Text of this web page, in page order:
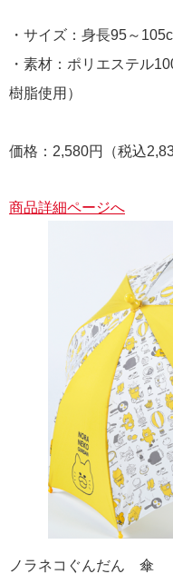
・サイズ：身長95～
・素材：ポリエステル
樹脂使用）
価格：2,580円（税込
商品詳細ページへ
ノラネコぐんだん 傘